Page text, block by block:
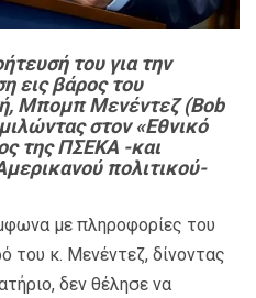
του για την
εις βάρος του
Μπομπ Μενέντεζ (Bob
στον «Εθνικό
της ΠΣΕΚΑ -και
πολιτικού-
με πληροφορίες του
του κ. Μενέντεζ, δίνοντας
δεν θέλησε να